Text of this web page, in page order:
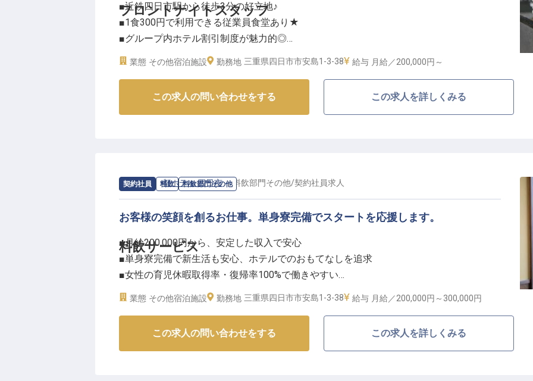
り添ったサービスを提供できます。
資格取得支援制度や研修制度も充実しており、さらなるスキルアップも可能。
安定した雇用形態と福利厚生のもと、長期的なキャリアを築いていきたい方をお待ちして
おります。
フロントナイトスタッフ
■近鉄四日市駅から徒歩3分の好立地♪
■1食300円で利用できる従業員食堂あり★
■グループ内ホテル割引制度が魅力的◎
■夜間のホテル運営を任される責任あるポジション
都ホテルグループの一員として、夜間のホテル運営をお任せします。チェックインでお客
様をお迎えする笑顔から、深夜のお問い合わせ対応まで、ホテルの「夜の顔」として活躍
ーー【安心のバックアップ体制で夜勤デビュー】
未経験の方でも安心のサポート体制を整えています。パソコン操作の基本さえできれば、
は1食300円とリーズナブルで、夜勤中の食事も安心◎定期健康診断は夜勤スタッフは年2
回実施するなど、健康面のケアも万全です。グループホテル割引制度もあり、プライベー
トの充実もサポート★夜の都ホテルで、あなたのホスピタリティを輝かせませんか？
※2025年06月13日時点の情報です
業態 その他宿泊施設 勤務地 三重県四日市市安島1-3-38 給与 月給／200,000円～
この求人の問い合わせをする この求人を詳しくみる
契約社員 料飲 料飲部門その他
料飲サービス
求人情報：都ホテル 四日市の 料飲部門その他/契約社員求人
お客様の笑顔を創るお仕事。単身寮完備でスタートを応援します。
■月給200,000円から、安定した収入で安心
■単身寮完備で新生活も安心、ホテルでのおもてなしを追求
■女性の育児休暇取得率・復帰率100%で働きやすい
■近鉄四日市駅から徒歩3分、通勤に便利な好立地
都ホテル四日市では、お客様に心温まるひとときをお届けするため、料飲サービススタッ
フを募集しています。
業態 その他宿泊施設 勤務地 三重県四日市市安島1-3-38 給与 月給／200,000円～ 300,000円
この求人の問い合わせをする この求人を詳しくみる